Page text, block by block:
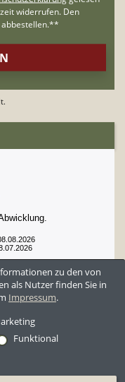
zu den von
als Nutzer finden Sie in
Impressum.
Funktional